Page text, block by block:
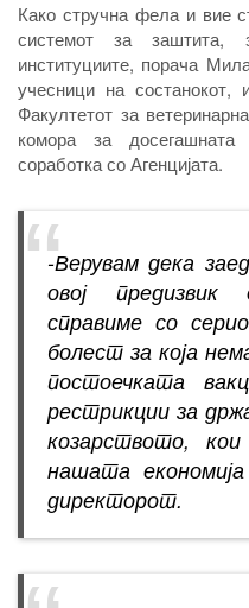
Како стручна фела и вие
системот за заштита,
институциите, порача
учесници на состанокот,
Факултетот за
комора за досегашната
соработка со Агенцијата.
-Верувам дека
овој
справиме со
болест за која
постоечката
рестрикции за
козарството,
нашата
директорот.